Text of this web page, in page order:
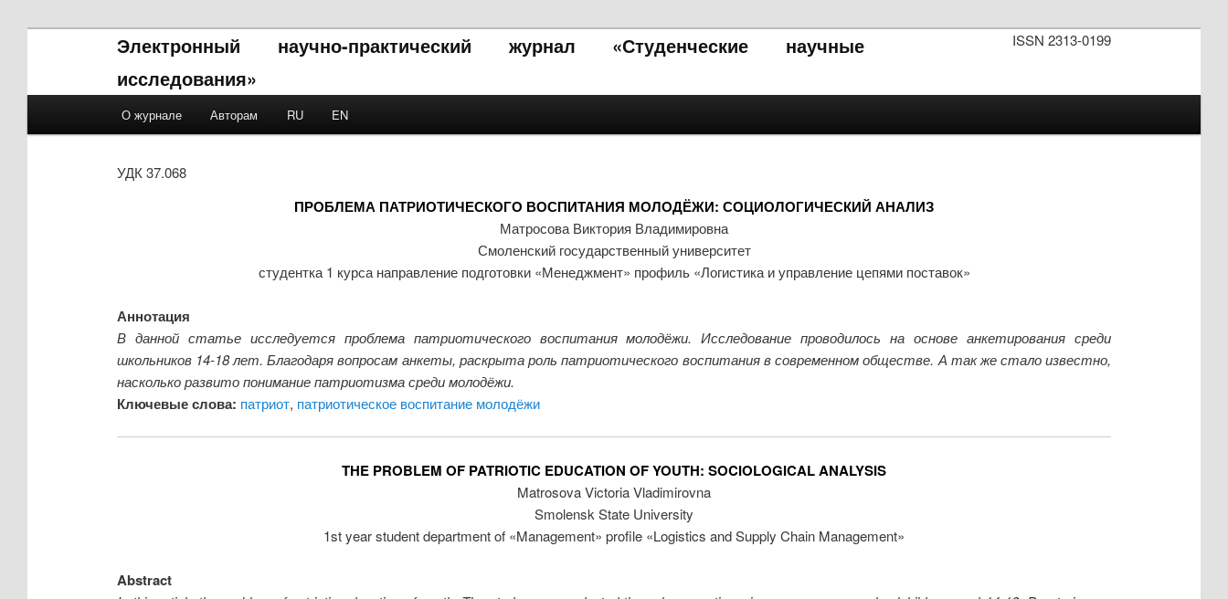
ISSN 2313-0199
Электронный научно-практический журнал «Студенческие научные
исследования»
Skip to primary content
Skip to secondary content
О журнале Авторам RU EN
УДК 37.068
ПРОБЛЕМА ПАТРИОТИЧЕСКОГО ВОСПИТАНИЯ МОЛОДЁЖИ: СОЦИОЛОГИЧЕСКИЙ АНАЛИЗ
Матросова Виктория Владимировна
Смоленский государственный университет
студентка 1 курса направление подготовки «Менеджмент» профиль «Логистика и управление цепями поставок»
Аннотация
В данной статье исследуется проблема патриотического воспитания молодёжи. Исследование проводилось на основе анкетирования среди
школьников 14-18 лет. Благодаря вопросам анкеты, раскрыта роль патриотического воспитания в современном обществе. А так же стало известно,
насколько развито понимание патриотизма среди молодёжи.
Ключевые слова: патриот, патриотическое воспитание молодёжи
THE PROBLEM OF PATRIOTIC EDUCATION OF YOUTH: SOCIOLOGICAL ANALYSIS
Matrosova Victoria Vladimirovna
Smolensk State University
1st year student department of «Management» profile «Logistics and Supply Chain Management»
Abstract